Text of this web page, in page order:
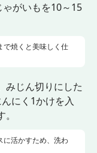
がいもを10～15
で焼くと美味しく仕
みじん切りにした
にく1かけを入
に活かすため、洗わ